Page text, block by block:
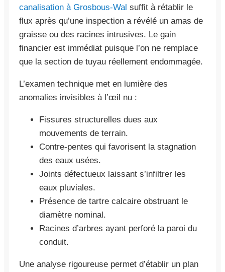
canalisation à Grosbous-Wal suffit à rétablir le
flux après qu’une inspection a révélé un amas de
graisse ou des racines intrusives. Le gain
financier est immédiat puisque l’on ne remplace
que la section de tuyau réellement endommagée.
L’examen technique met en lumière des
anomalies invisibles à l’œil nu :
Fissures structurelles dues aux
mouvements de terrain.
Contre-pentes qui favorisent la stagnation
des eaux usées.
Joints défectueux laissant s’infiltrer les
eaux pluviales.
Présence de tartre calcaire obstruant le
diamètre nominal.
Racines d’arbres ayant perforé la paroi du
conduit.
Une analyse rigoureuse permet d’établir un plan